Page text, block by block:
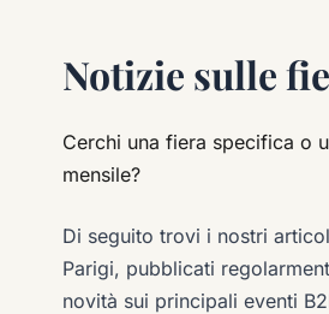
Notizie sulle
Cerchi una fiera specifica o
mensile?
Di seguito trovi i nostri
Parigi, pubblicati
novità sui principali eventi